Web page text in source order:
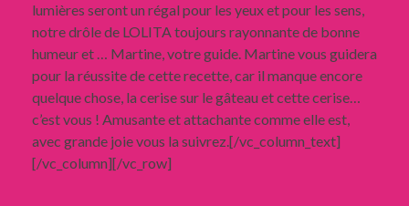
lumières seront un régal pour les yeux et pour les sens,
notre drôle de LOLITA toujours rayonnante de bonne
humeur et … Martine, votre guide. Martine vous guidera
pour la réussite de cette recette, car il manque encore
quelque chose, la cerise sur le gâteau et cette cerise…
c’est vous ! Amusante et attachante comme elle est,
avec grande joie vous la suivrez.[/vc_column_text]
[/vc_column][/vc_row]